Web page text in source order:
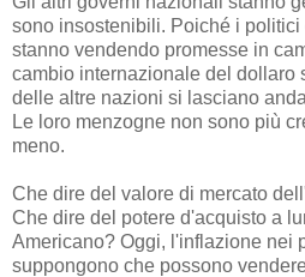
sono insostenibili. Poiché i
stanno vendendo promesse in
cambio internazionale del dollaro
delle altre nazioni si lasciano
Le loro menzogne non sono più
meno.
Che dire del valore di mercato
Che dire del potere d'acquisto a
Americano? Oggi, l'inflazione nei
suppongono che possono